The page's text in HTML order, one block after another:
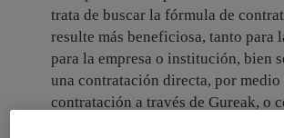
trata de buscar la fórmula de
resulte más beneficiosa, tanto para
para la empresa o institución, bien
una contratación directa, por medio
contratación a través de Gureak, o